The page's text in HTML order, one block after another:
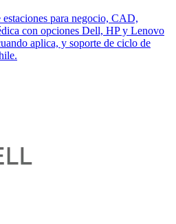
para negocio, CAD,
con opciones Dell, HP y Lenovo
aplica, y soporte de ciclo de